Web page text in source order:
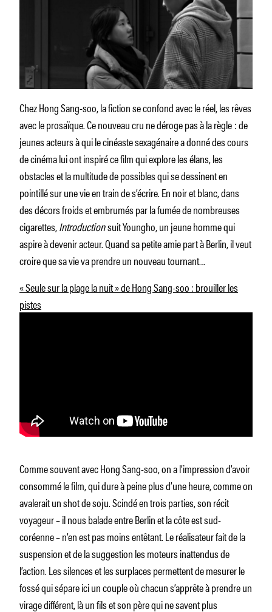
Chez Hong Sang-soo, la fiction se confond avec le réel, les rêves
avec le prosaïque. Ce nouveau cru ne déroge pas à la règle : de
jeunes acteurs à qui le cinéaste sexagénaire a donné des cours
de cinéma lui ont inspiré ce film qui explore les élans, les
obstacles et la multitude de possibles qui se dessinent en
pointillé sur une vie en train de s’écrire. En noir et blanc, dans
des décors froids et embrumés par la fumée de nombreuses
cigarettes,Introductionsuit Youngho, un jeune homme qui
aspire à devenir acteur. Quand sa petite amie part à Berlin, il veut
croire que sa vie va prendre un nouveau tournant…
« Seule sur la plage la nuit » de Hong Sang-soo : brouiller les
pistes
Comme souvent avec Hong Sang-soo, on a l’impression d’avoir
consommé le film, qui dure à peine plus d’une heure, comme on
avalerait un shot de soju. Scindé en trois parties, son récit
voyageur – il nous balade entre Berlin et la côte est sud-
coréenne – n’en est pas moins entêtant. Le réalisateur fait de la
suspension et de la suggestion les moteurs inattendus de
l’action. Les silences et les surplaces permettent de mesurer le
fossé qui sépare ici un couple où chacun s’apprête à prendre un
virage différent, là un fils et son père qui ne savent plus